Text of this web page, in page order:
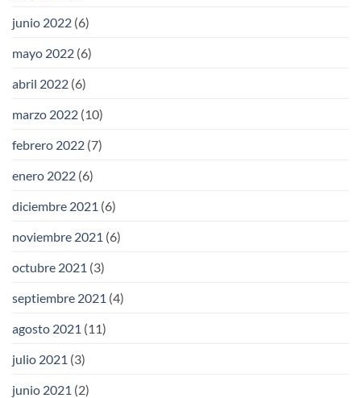
junio 2022 (6)
mayo 2022 (6)
abril 2022 (6)
marzo 2022 (10)
febrero 2022 (7)
enero 2022 (6)
diciembre 2021 (6)
noviembre 2021 (6)
octubre 2021 (3)
septiembre 2021 (4)
agosto 2021 (11)
julio 2021 (3)
junio 2021 (2)